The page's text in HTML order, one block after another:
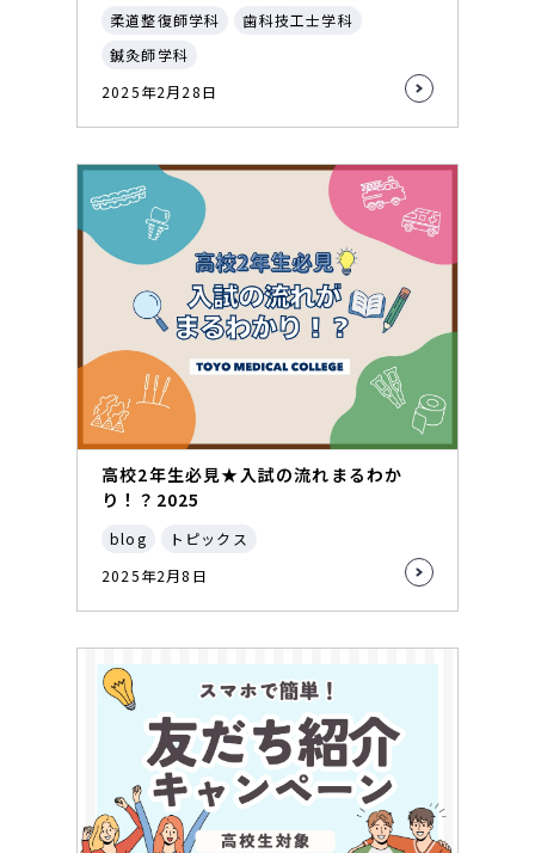
柔道整復師学科
歯科技工士学科
鍼灸師学科
2025年2月28日
高校2年生必見★入試の流れまるわか
り！？2025
blog
トピックス
2025年2月8日